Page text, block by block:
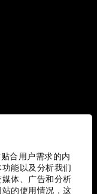
合用户需求的内
能以及分析我们
体、广告和分析
的使用情况，这